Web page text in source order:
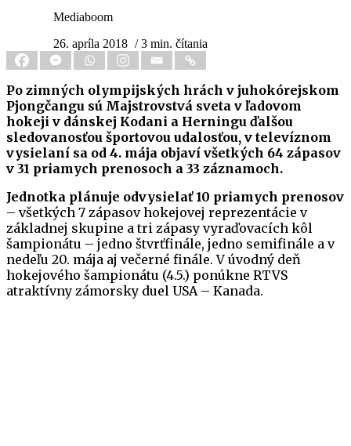
Mediaboom
26. apríla 2018 / 3 min. čítania
Po zimných olympijských hrách v juhokórejskom
Pjongčangu sú Majstrovstvá sveta v ľadovom
hokeji v dánskej Kodani a Herningu ďalšou
sledovanosťou športovou udalosťou, v televíznom
vysielaní sa od 4. mája objaví všetkých 64 zápasov
v 31 priamych prenosoch a 33 záznamoch.
Jednotka plánuje odvysielať 10 priamych prenosov
– všetkých 7 zápasov hokejovej reprezentácie v
základnej skupine a tri zápasy vyraďovacích kôl
šampionátu – jedno štvrťfinále, jedno semifinále a v
nedeľu 20. mája aj večerné finále. V úvodný deň
hokejového šampionátu (4.5.) ponúkne RTVS
atraktívny zámorsky duel USA – Kanada.